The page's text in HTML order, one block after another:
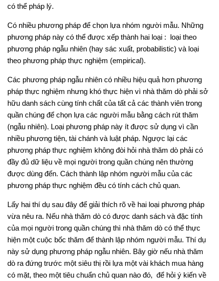
có thể pháp lý.
Có nhiều phương pháp để chọn lựa nhóm người mẫu. Những
phương pháp này có thể được xếp thành hai loại : loại theo
phương pháp ngẫu nhiên (hay sác xuất, probabilistic) và loại
theo phương pháp thực nghiệm (empirical).
Các phương pháp ngẫu nhiên có nhiều hiệu quả hơn phương
pháp thực nghiệm nhưng khó thực hiện vì nhà thăm dò phải sở
hữu danh sách cùng tính chất của tất cả các thành viên trong
quần chúng để chọn lựa các người mẫu bằng cách rút thăm
(ngẫu nhiên). Loại phương pháp này ít được sử dụng vì cần
nhiều phương tiện, tài chánh và luật pháp. Ngược lại các
phương pháp thực nghiệm không đòi hỏi nhà thăm dò phải có
đầy đủ dữ liệu về mọi người trong quần chúng nên thường
được dùng đến. Cách thành lập nhóm người mẫu của các
phương pháp thực nghiệm đều có tính cách chủ quan.
Lấy hai thí dụ sau đây để giải thích rõ về hai loại phương pháp
vừa nêu ra. Nếu nhà thăm dò có được danh sách và đặc tính
của mọi người trong quần chúng thì nhà thăm dò có thể thực
hiện một cuộc bốc thăm để thành lập nhóm người mẫu. Thí dụ
này sử dụng phương pháp ngẫu nhiên. Bây giờ nếu nhà thăm
dò ra đứng trước một siêu thị rồi lựa một vài khách mua hàng
có mặt, theo một tiêu chuẩn chủ quan nào đó, để hỏi ý kiến về